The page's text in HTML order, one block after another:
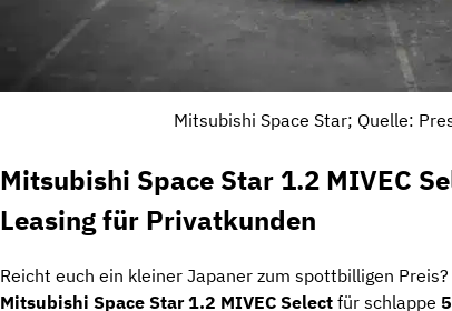
Mitsubishi Space Star; Quelle:
Mitsubishi Space Star 1.2 MIVEC
Leasing für Privatkunden
Reicht euch ein kleiner Japaner zum spottbilligen Preis?
Mitsubishi Space Star 1.2 MIVEC Select für schlappe